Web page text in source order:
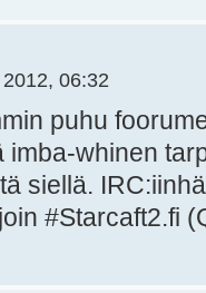
06:32
puhu
imba-whinen
siellä.
#Starcaft2.fi